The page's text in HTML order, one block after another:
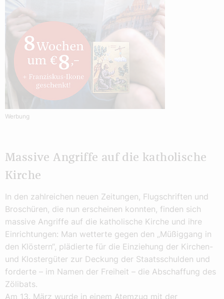
Werbung
Massive Angriffe auf die katholische
Kirche
In den zahlreichen neuen Zeitungen, Flugschriften und
Broschüren, die nun erscheinen konnten, finden sich
massive Angriffe auf die katholische Kirche und ihre
Einrichtungen: Man wetterte gegen den „Müßiggang in
den Klöstern“, plädierte für die Einziehung der Kirchen-
und Klostergüter zur Deckung der Staatsschulden und
forderte – im Namen der Freiheit – die Abschaffung des
Zölibats.
Am 13. März wurde in einem Atemzug mit der